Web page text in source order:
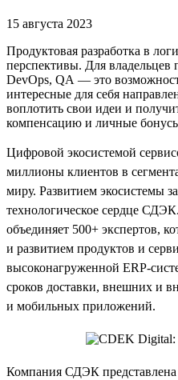
15 августа 2023
Продуктовая разработка в
перспективы. Для владельцев
DevOps, QA — это
интересные для себя
воплотить свои идеи и
компенсацию и личные
Цифровой экосистемой
миллионы клиентов в
миру. Развитием экосистемы
технологическое сердце
объединяет 500+ экспертов,
и развитием продуктов и
высоконагруженной ERP-
сроков доставки, внешних и
и мобильных приложений.
Компания СДЭК представлена